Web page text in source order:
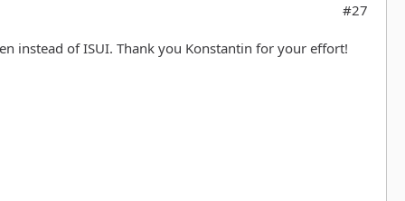
#27
instead of ISUI. Thank you Konstantin for your effort!